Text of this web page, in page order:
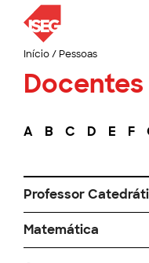
Início/ Pessoas
Docentes
A B C D E F
Professor
Matemática